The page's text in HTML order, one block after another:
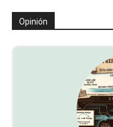
Opinión